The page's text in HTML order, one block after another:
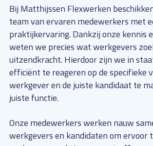
Bij Matthijssen Flexwerken
team van ervaren medewerkers met
praktijkervaring. Dankzij onze kennis
weten we precies wat werkgevers
uitzendkracht. Hierdoor zijn we in
efficiënt te reageren op de specifieke
werkgever en de juiste kandidaat te
juiste functie.
Onze medewerkers werken nauw
werkgevers en kandidaten om ervoor